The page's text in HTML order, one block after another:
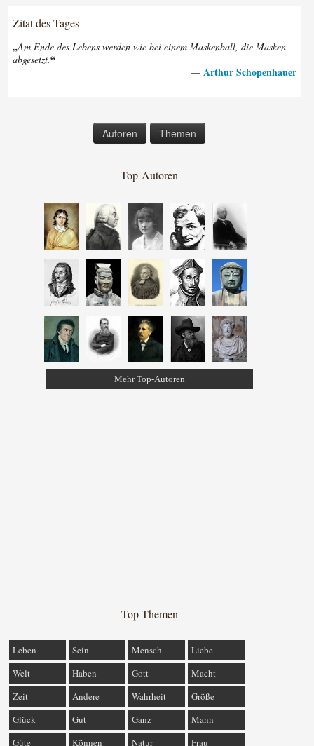
Zitat des Tages
„Am Ende des Lebens werden wie bei einem Maskenball, die Masken
abgesetzt.“
— Arthur Schopenhauer
Autoren Themen
Top-Autoren
Mehr Top-Autoren
Top-Themen
Leben Sein Mensch
Liebe
Welt
Haben Gott
Macht
Zeit
Andere Wahrheit
Größe
Glück
Gut Ganz
Mann
Güte
Können Natur Frau